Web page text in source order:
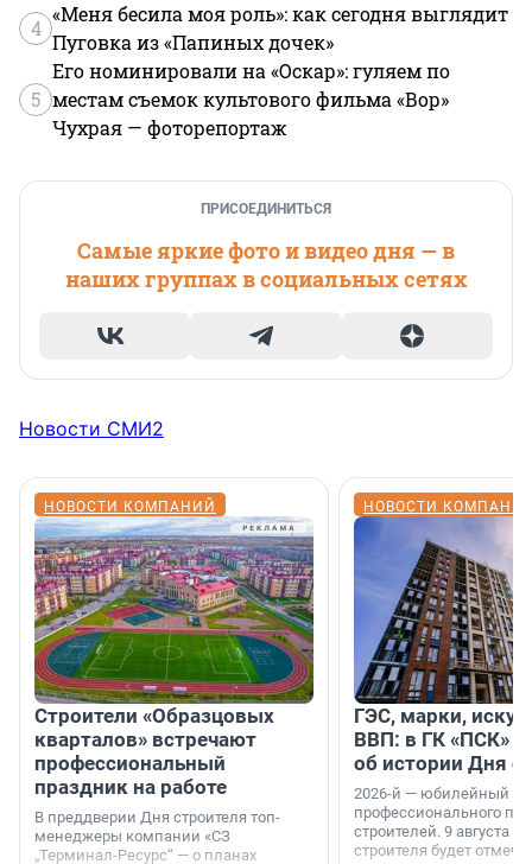
4
«Меня бесила моя роль»: как сегодня выглядит
Пуговка из «Папиных дочек»
5
Его номинировали на «Оскар»: гуляем по
местам съемок культового фильма «Вор»
Чухрая — фоторепортаж
ПРИСОЕДИНИТЬСЯ
Самые яркие фото и видео дня — в
наших группах в социальных сетях
Новости СМИ2
НОВОСТИ КОМПАНИЙ
Строители «Образцовых
кварталов» встречают
профессиональный
праздник на работе
В преддверии Дня строителя топ-
менеджеры компании «СЗ
„Терминал-Ресурс“ — о планах
НОВОСТИ
ГЭС, марки,
ВВП: в ГК «ПСК»
об истории Дня
2026-й — юбилейный
профессионального
строителей. 9 августа
строителя будет